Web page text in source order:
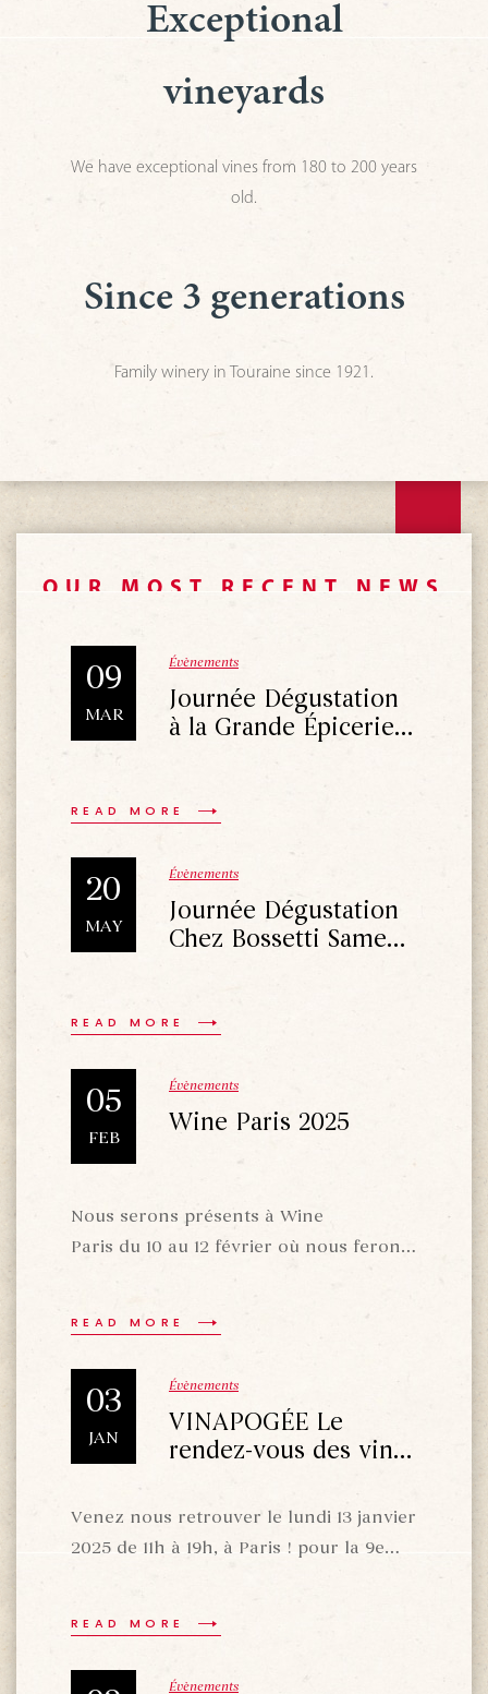
Exceptional
vineyards
We have exceptional vines from 180 to 200 years
old.
Since 3 generations
Family winery in Touraine since 1921.
OUR MOST RECENT NEWS
09
MAR
Évènements
Journée Dégustation
à la Grande Épicerie
READ MORE
20
MAY
Évènements
Journée Dégustation
Chez Bossetti Samedi
READ MORE
05
FEB
Évènements
Wine Paris 2025
Nous serons présents à Wine
Paris du 10 au 12 février où nous ferons
Stand J 132.
READ MORE
03
JAN
Évènements
VINAPOGÉE Le
rendez-vous des vins
Venez nous retrouver le lundi 13 janvier
2025 de 11h à 19h, à Paris ! pour la 9e
vinapogee.com
READ MORE
Évènements